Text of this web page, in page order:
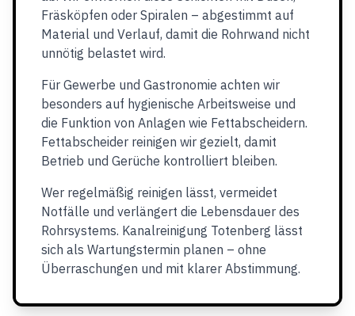
Fräsköpfen oder Spiralen – abgestimmt auf
Material und Verlauf, damit die Rohrwand nicht
unnötig belastet wird.
Für Gewerbe und Gastronomie achten wir
besonders auf hygienische Arbeitsweise und
die Funktion von Anlagen wie Fettabscheidern.
Fettabscheider reinigen wir gezielt, damit
Betrieb und Gerüche kontrolliert bleiben.
Wer regelmäßig reinigen lässt, vermeidet
Notfälle und verlängert die Lebensdauer des
Rohrsystems. Kanalreinigung Totenberg lässt
sich als Wartungstermin planen – ohne
Überraschungen und mit klarer Abstimmung.